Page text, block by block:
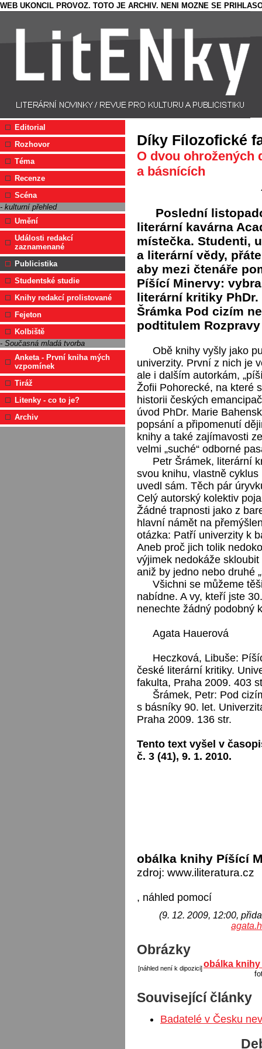
WEB UKONCIL PROVOZ. TOTO JE ARCHIV. NENI MOZNE SE
Editorial
Rozhovor
Téma
Recenze
Scéna
- kulturní přehled
Umění
Události redakcí
zaznamenané
Publicistika
Studentské studie
Knihy redakcí prolistované
Fejeton
Kolbiště
- Současná mladá tvorba
Anketa - První kniha mých
vzpomínek
Tiráž
Litenky - co to je?
Archiv
Díky Filozofické
O dvou
a básnících
Poslední
literární kavárna
místečka. Studenti,
a literární vědy,
aby mezi čtenáře
Píšící Minervy:
literární kritiky PhDr.
Šrámka Pod cizím
podtitulem
Obě knihy vyšly jako
univerzity. První z nich je
ale i dalším autorkám,
Žofii Pohorecké, na které
historii českých
úvod PhDr. Marie
popsání a připomenutí
knihy a také zajímavosti
velmi „suché“ odborné
Petr Šrámek, literární
svou knihu, vlastně
uvedl sám. Těch pár
Celý autorský kolektiv
Žádné trapnosti jako z
hlavní námět na
otázka: Patří univerzity k
Aneb proč jich tolik
výjimek nedokáže
aniž by jedno nebo druhé
Všichni se můžeme
nabídne. A vy, kteří jste
nenechte žádný podobný
Agata Hauerová
Heczková, Libuše:
české literární kritiky.
fakulta, Praha 2009. 403
Šrámek, Petr: Pod
s básníky 90. let.
Praha 2009. 136 str.
Tento text vyšel v
č. 3 (41), 9. 1. 2010.
obálka knihy Píšící
zdroj: www.iliteratura.cz
, náhled pomocí
(9. 12. 2009, 12:00,
Obrázky
[náhled není k dipozici]obálka
Související články
Badatelé v Česku